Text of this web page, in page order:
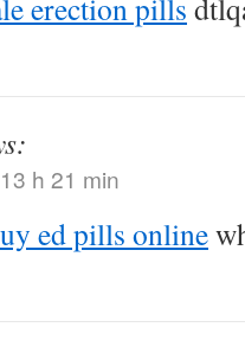
erection pills
h 21 min
ed pills online